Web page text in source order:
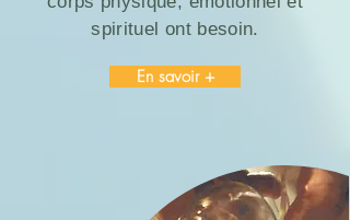
spirituel ont besoin.
En savoir +